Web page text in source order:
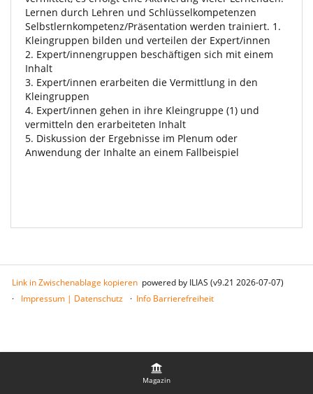
Magazin
Lernen durch Lehren und Schlüsselkompetenzen
Selbstlernkompetenz/Präsentation werden trainiert. 1.
Kleingruppen bilden und verteilen der Expert/innen
2. Expert/innengruppen beschäftigen sich mit einem
Inhalt
3. Expert/innen erarbeiten die Vermittlung in den
Kleingruppen
4. Expert/innen gehen in ihre Kleingruppe (1) und
vermitteln den erarbeiteten Inhalt
5. Diskussion der Ergebnisse im Plenum oder
Anwendung der Inhalte an einem Fallbeispiel
Link in Zwischenablage kopieren powered by ILIAS (v9.21 2026-07-07)
Impressum | Datenschutz
Info Barrierefreiheit